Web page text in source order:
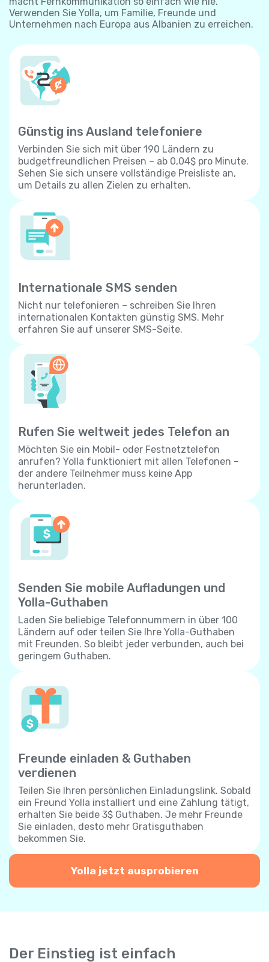
Verwenden Sie Yolla, um Familie, Freunde und
Unternehmen nach Europa aus Albanien zu erreichen.
Günstig ins Ausland telefoniere
Verbinden Sie sich mit über 190 Ländern zu
budgetfreundlichen Preisen – ab 0,04$ pro Minute.
Sehen Sie sich unsere vollständige Preisliste an,
um Details zu allen Zielen zu erhalten.
Internationale SMS senden
Nicht nur telefonieren – schreiben Sie Ihren
internationalen Kontakten günstig SMS. Mehr
erfahren Sie auf unserer SMS-Seite.
Rufen Sie weltweit jedes Telefon an
Möchten Sie ein Mobil- oder Festnetztelefon
anrufen? Yolla funktioniert mit allen Telefonen –
der andere Teilnehmer muss keine App
herunterladen.
Senden Sie mobile Aufladungen und
Yolla-Guthaben
Laden Sie beliebige Telefonnummern in über 100
Ländern auf oder teilen Sie Ihre Yolla-Guthaben
mit Freunden. So bleibt jeder verbunden, auch bei
geringem Guthaben.
Freunde einladen & Guthaben
verdienen
Teilen Sie Ihren persönlichen Einladungslink. Sobald
ein Freund Yolla installiert und eine Zahlung tätigt,
erhalten Sie beide 3$ Guthaben. Je mehr Freunde
Sie einladen, desto mehr Gratisguthaben
bekommen Sie.
Yolla jetzt ausprobieren
Der Einstieg ist einfach